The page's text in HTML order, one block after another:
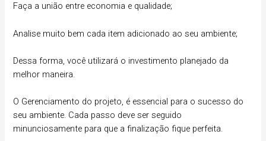
Faça a união entre economia e qualidade;
Analise muito bem cada item adicionado ao seu ambiente;
Dessa forma, você utilizará o investimento planejado da
melhor maneira.
O Gerenciamento do projeto, é essencial para o sucesso do
seu ambiente. Cada passo deve ser seguido
minunciosamente para que a finalização fique perfeita.